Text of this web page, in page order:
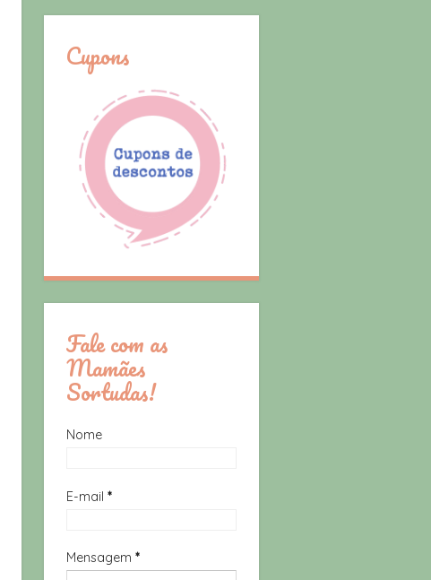
Cupons
Fale com as
Mamães
Sortudas!
Nome
E-mail *
Mensagem *